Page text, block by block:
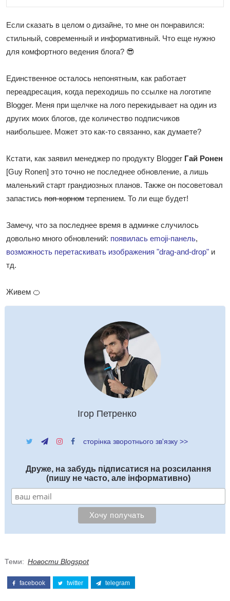
Если сказать в целом о дизайне, то мне он понравился:
стильный, современный и информативный. Что еще нужно
для комфортного ведения блога? 😎
Единственное осталось непонятным, как работает
переадресация, когда переходишь по ссылке на логотипе
Blogger. Меня при щелчке на лого перекидывает на один из
других моих блогов, где количество подписчиков
наибольшее. Может это как-то связанно, как думаете?
Кстати, как заявил менеджер по продукту Blogger Гай Ронен
[Guy Ronen] это точно не последнее обновление, а лишь
маленький старт грандиозных планов. Также он посоветовал
запастись поп-корномтерпением. То ли еще будет!
Замечу, что за последнее время в админке случилось
довольно много обновлений: появилась emoji-панель,
возможность перетаскивать изображения "drag-and-drop"и
тд.
Живем 🍊
Ігор Петренко
сторінка зворотнього зв'язку >>
Друже, на забудь підписатися на розсилання
(пишу не часто, але інформативно)
Теми: Новости Blogspot
facebook twitter telegram